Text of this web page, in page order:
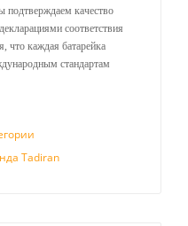
качество
соответствия
что каждая батарейка
стандартам
Tadiran